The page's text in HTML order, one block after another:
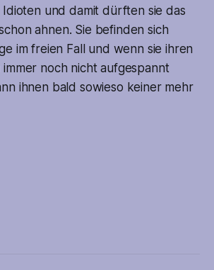
Idioten und damit dürften sie das
ahnen. Sie befinden sich
im freien Fall und wenn sie ihren
immer noch nicht aufgespannt
ihnen bald sowieso keiner mehr